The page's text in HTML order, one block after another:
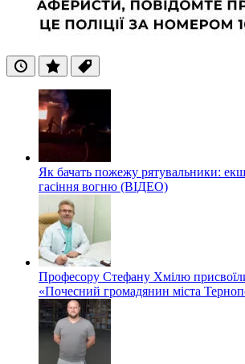
ОстанніПопулярні
Теги
Як бачать пожежу рятувальники:
гасіння вогню (ВІДЕО)
Професору Стефану Хмілю
«Почесний громадянин міста